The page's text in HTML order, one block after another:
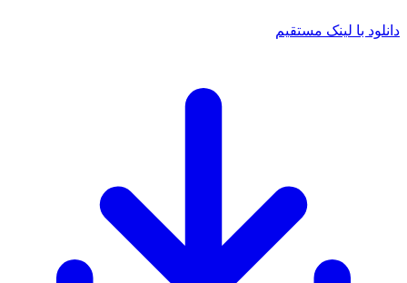
دانلود با لینک مستقیم